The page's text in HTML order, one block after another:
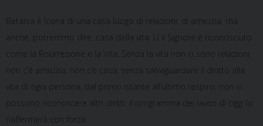
Betania è Icona di una casa luogo di relazioni, di amicizia, ma
anche, potremmo dire, casa della vita. Lì il Signore è riconosciuto
come la Risurrezione e la Vita. Senza la vita non ci sono relazioni,
non c’è amicizia, non c’è casa; senza salvaguardare il diritto alla
vita di ogni persona, dal primo istante all’ultimo respiro, non si
possono riconoscere altri diritti: il programma dei lavori di oggi lo
riaffermerà con forza.